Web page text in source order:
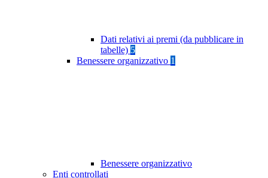
Dati relativi ai premi (da pubblicare in
tabelle) 5
Benessere organizzativo 1
Benessere organizzativo
Enti controllati